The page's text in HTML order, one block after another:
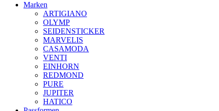
Marken
ARTIGIANO
OLYMP
SEIDENSTICKER
MARVELIS
CASAMODA
VENTI
EINHORN
REDMOND
PURE
JUPITER
HATICO